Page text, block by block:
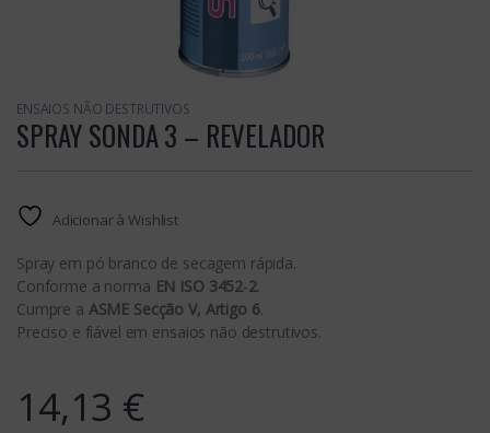
ENSAIOS NÃO DESTRUTIVOS
SPRAY SONDA 3 – REVELADOR
Adicionar à Wishlist
Spray em pó branco de secagem rápida.
Conforme a norma EN ISO 3452‑2.
Cumpre a ASME Secção V, Artigo 6.
Preciso e fiável em ensaios não destrutivos.
14,13 €